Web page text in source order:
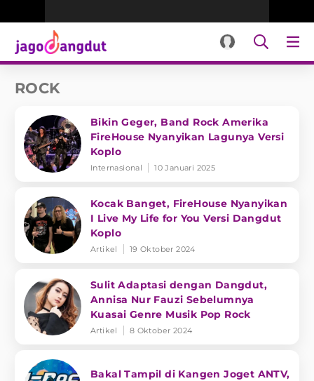
ROCK
Bikin Geger, Band Rock Amerika
FireHouse Nyanyikan Lagunya Versi
Koplo
Internasional 10 Januari 2025
Kocak Banget, FireHouse Nyanyikan
I Live My Life for You Versi Dangdut
Koplo
Artikel 19 Oktober 2024
Sulit Adaptasi dengan Dangdut,
Annisa Nur Fauzi Sebelumnya
Kuasai Genre Musik Pop Rock
Artikel 8 Oktober 2024
Bakal Tampil di Kangen Joget ANTV,